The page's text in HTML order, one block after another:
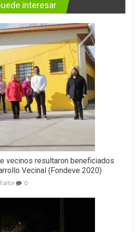
interesar
vecinos resultaron beneficiados
Vecinal (Fondeve 2020)
Editor 0